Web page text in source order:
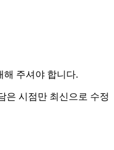
해 주셔야 합니다.
은 시점만 최신으로 수정